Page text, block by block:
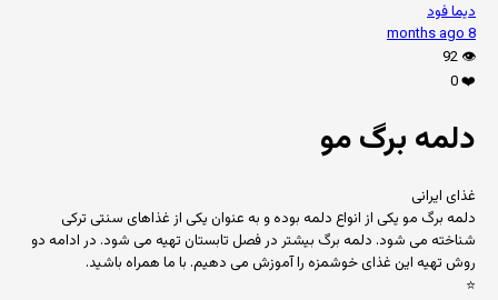
دیما فود
8 months ago
👁️
92
❤️
0
دلمه برگ مو
غذای ایرانی
دلمه برگ مو یکی از انواع دلمه بوده و به عنوان یکی از غذاهای سنتی ترکی
شناخته می شود. دلمه برگ بیشتر در فصل تابستان تهیه می شود. در ادامه دو
روش تهیه این غذای خوشمزه را آموزش می دهیم. با ما همراه باشید.
⭐